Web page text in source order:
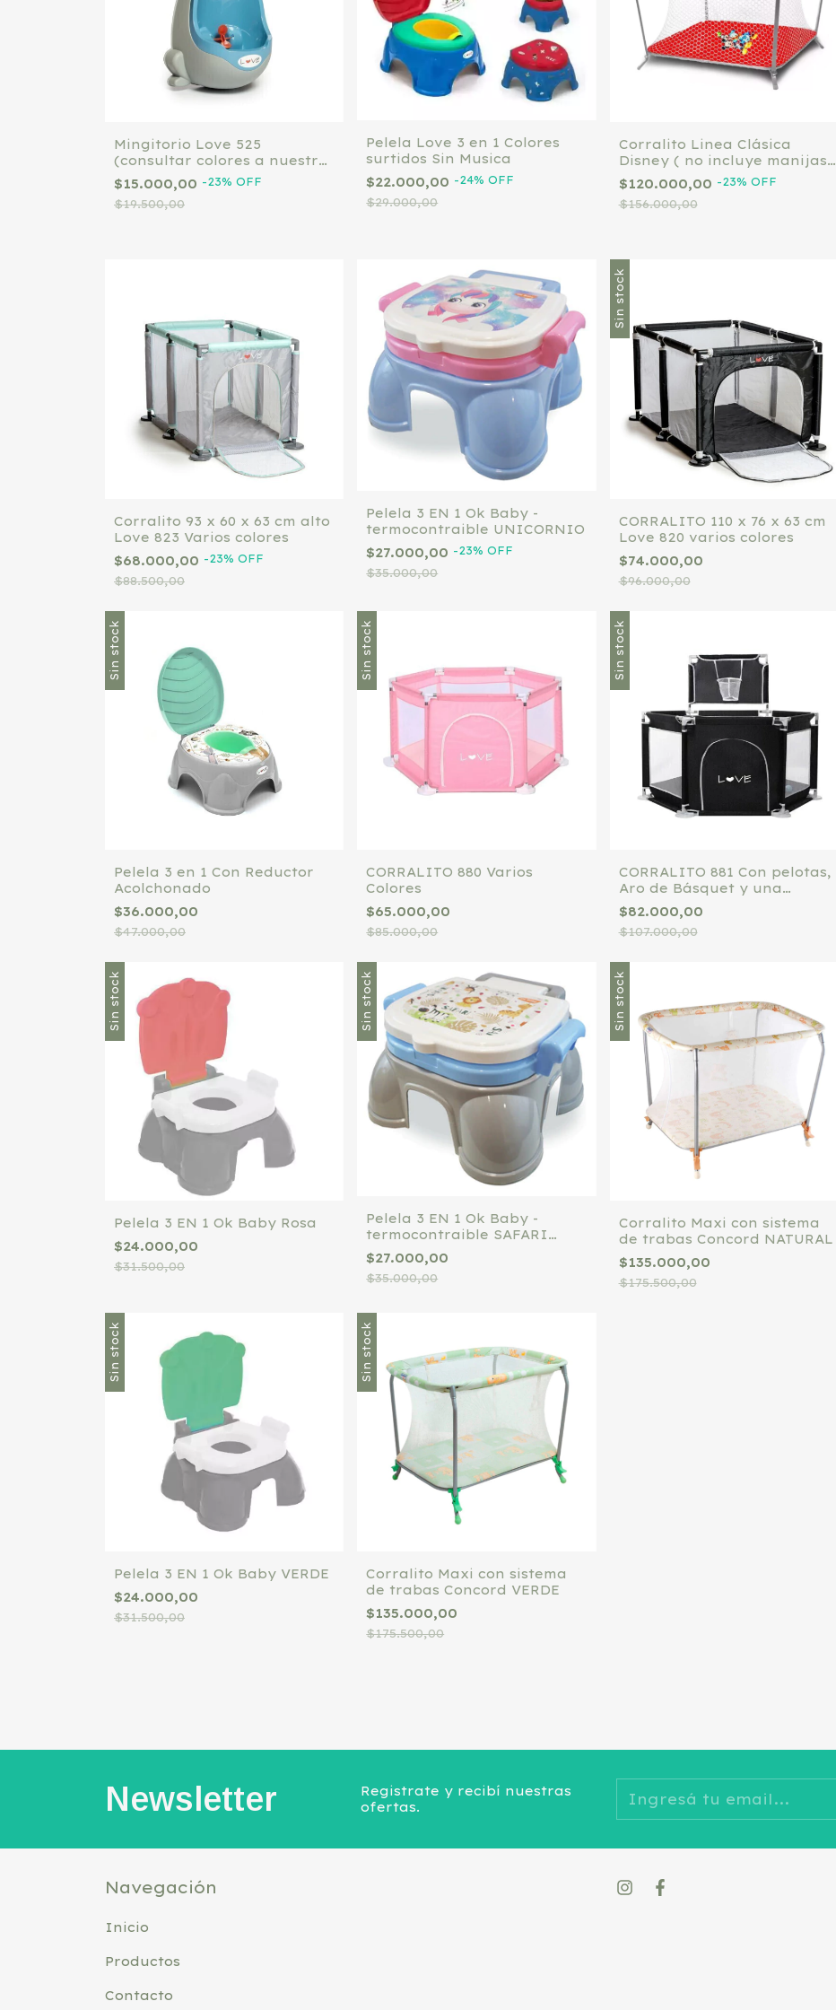
Mingitorio Love 525
(consultar colores a nuestro
whatsapp)
$15.000,00 -23% OFF
$19.500,00
Pelela Love 3 en 1 Colores
surtidos Sin Musica
$22.000,00 -24%OFF
$29.000,00
Corralito Linea Clásica
Disney ( no incluye manijas )
Rojo o Azul
$120.000,00 -23% OFF
$156.000,00
Corralito 93 x 60 x 63 cm alto
Love 823 Varios colores
$68.000,00 -23% OFF
$88.500,00
Pelela 3 EN 1 Ok Baby -
termocontraible UNICORNIO
$27.000,00 -23%OFF
$35.000,00
Sin stock
CORRALITO 110 x 76 x 63 cm
Love 820 varios colores
$74.000,00
$96.000,00
Sin stock
Pelela 3 en 1 Con Reductor
Acolchonado
$36.000,00
$47.000,00
Sin stock
CORRALITO 880 Varios
Colores
$65.000,00
$85.000,00
Sin stock
CORRALITO 881 Con pelotas,
Aro de Básquet y una
Alfombra con diseños. Varios
colores.
$82.000,00
$107.000,00
Sin stock
Pelela 3 EN 1 Ok Baby Rosa
$24.000,00
$31.500,00
Sin stock
Pelela 3 EN 1 Ok Baby -
termocontraible SAFARI
CELETE
$27.000,00
$35.000,00
Sin stock
Corralito Maxi con sistema
de trabas Concord NATURAL
$135.000,00
$175.500,00
Sin stock
Pelela 3 EN 1 Ok Baby VERDE
$24.000,00
$31.500,00
Sin stock
Corralito Maxi con sistema
de trabas Concord VERDE
$135.000,00
$175.500,00
Newsletter
Registrate y recibí nuestras
ofertas.
Navegación
Inicio
Productos
Contacto